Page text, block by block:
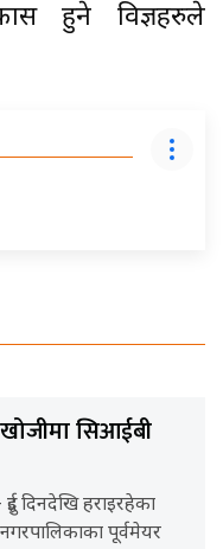
हुने विज्ञहरुले
सिआईबी
दिनदेखि हराइरहेका
पूर्वमेयर